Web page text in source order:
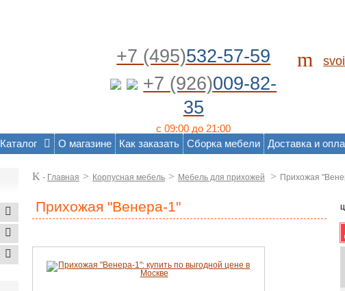
+7 (495)532-57-59
+7 (926)009-82-
35
с 09:00 до 21:00
m
Каталог О магазине Как заказать Сборка мебели Доставка и
K - Главная > Корпусная мебель > Мебель для прихожей > Прихожая
Прихожая "Венера-1"